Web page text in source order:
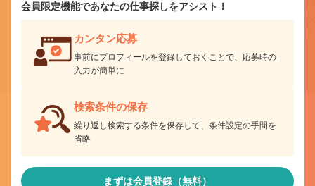
会員限定機能であなたの仕事探しをアシスト！
カンタン応募
事前にプロフィールを登録しておくことで、応募時の
入力が簡単に
検索条件の保存
繰り返し検索する条件を保存して、条件設定の手間を
省略
まずは会員登録（無料）